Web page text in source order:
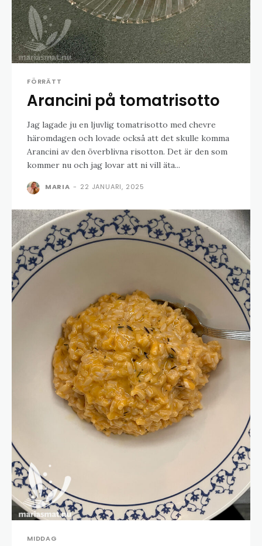
FÖRRÄTT
Arancini på tomatrisotto
Jag lagade ju en ljuvlig tomatrisotto med chevre
häromdagen och lovade också att det skulle komma
Arancini av den överblivna risotton. Det är den som
kommer nu och jag lovar att ni vill äta...
MARIA - 22 JANUARI, 2025
MIDDAG